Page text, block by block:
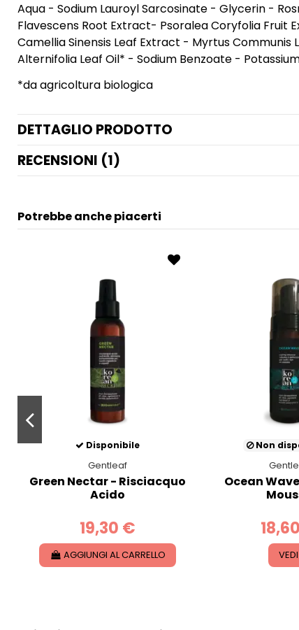
Aqua - Sodium Lauroyl Sarcosinate - Glycerin -
Flavescens Root Extract- Psoralea Coryfolia
Camellia Sinensis Leaf Extract - Myrtus
Alternifolia Leaf Oil* - Sodium Benzoate -
*da agricoltura biologica
DETTAGLIO PRODOTTO
RECENSIONI (1)
Potrebbe anche piacerti
Disponibile
Gentleaf
Green Nectar - Risciacquo
Acido
19,30 €
AGGIUNGI AL CARRELLO
Non
Ocean
VEDI